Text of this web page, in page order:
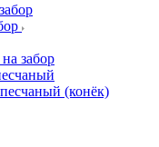
забор
(конёк)